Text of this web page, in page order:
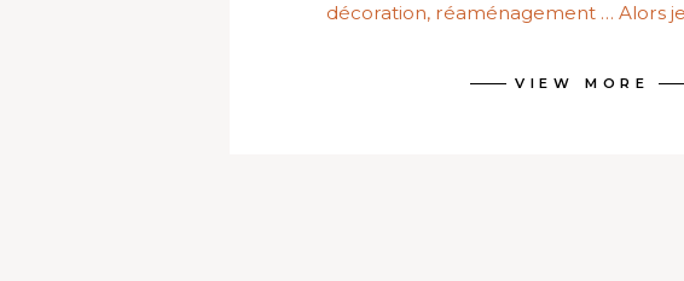
décoration, réaménagement … Alors
VIEW MORE